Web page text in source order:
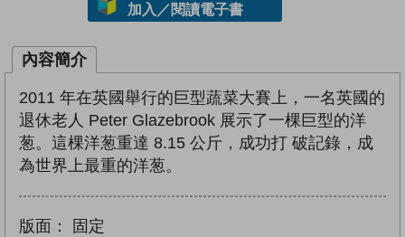
加入／閱讀電子書
內容簡介
2011 年在英國舉行的巨型蔬菜大賽上，一名英國的
退休老人 Peter Glazebrook 展示了一棵巨型的洋
葱。這棵洋葱重達 8.15 公斤，成功打 破記錄，成
為世界上最重的洋葱。
版面： 固定